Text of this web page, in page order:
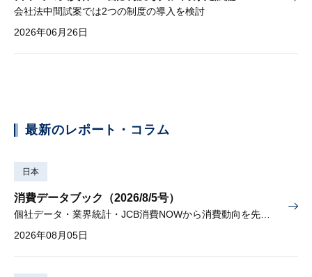
会社法中間試案では2つの制度の導入を検討
2026年06月26日
最新のレポート・コラム
日本
消費データブック（2026/8/5号）
2026年08月05日